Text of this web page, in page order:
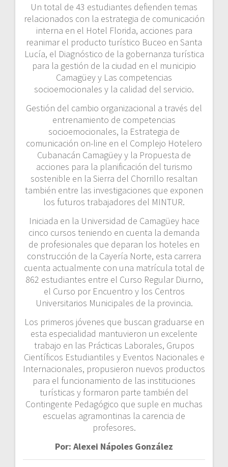
Un total de 43 estudiantes defienden temas
relacionados con la estrategia de comunicación
interna en el Hotel Florida, acciones para
reanimar el producto turístico Buceo en Santa
Lucía, el Diagnóstico de la gobernanza turística
para la gestión de la ciudad en el municipio
Camagüey y Las competencias
socioemocionales y la calidad del servicio.
Gestión del cambio organizacional a través del
entrenamiento de competencias
socioemocionales, la Estrategia de
comunicación on-line en el Complejo Hotelero
Cubanacán Camagüey y la Propuesta de
acciones para la planificación del turismo
sostenible en la Sierra del Chorrillo resaltan
también entre las investigaciones que exponen
los futuros trabajadores del MINTUR.
Iniciada en la Universidad de Camagüey hace
cinco cursos teniendo en cuenta la demanda
de profesionales que deparan los hoteles en
construcción de la Cayería Norte, esta carrera
cuenta actualmente con una matrícula total de
862 estudiantes entre el Curso Regular Diurno,
el Curso por Encuentro y los Centros
Universitarios Municipales de la provincia.
Los primeros jóvenes que buscan graduarse en
esta especialidad mantuvieron un excelente
trabajo en las Prácticas Laborales, Grupos
Científicos Estudiantiles y Eventos Nacionales e
Internacionales, propusieron nuevos productos
para el funcionamiento de las instituciones
turísticas y formaron parte también del
Contingente Pedagógico que suple en muchas
escuelas agramontinas la carencia de
profesores.
Por: Alexei Nápoles González